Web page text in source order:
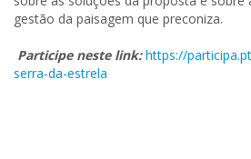
gestão da paisagem que preconiza.
Participe neste link:https://
serra-da-estrela